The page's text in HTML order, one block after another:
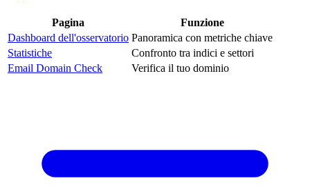
Pagina
Funzione
Dashboard dell'osservatorio Panoramica con metriche chiave
Statistiche
Confronto tra indici e settori
Email Domain Check
Verifica il tuo dominio